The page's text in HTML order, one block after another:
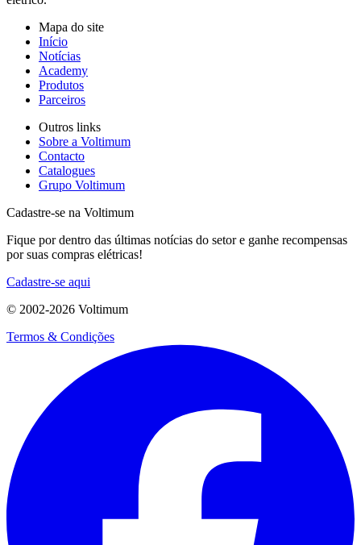
Mapa do site
Início
Notícias
Academy
Produtos
Parceiros
Outros links
Sobre a Voltimum
Contacto
Catalogues
Grupo Voltimum
Cadastre-se na Voltimum
Fique por dentro das últimas notícias do setor e ganhe recompensas
por suas compras elétricas!
Cadastre-se aqui
© 2002-2026 Voltimum
Termos & Condições